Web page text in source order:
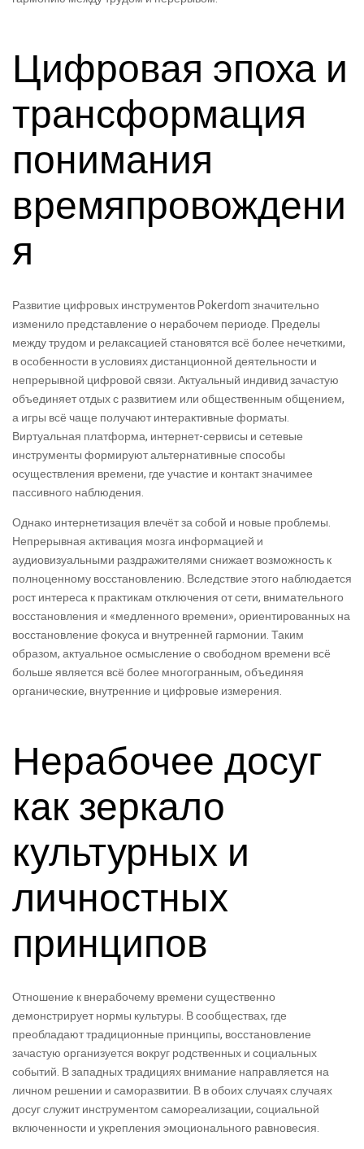
Цифровая эпоха и
трансформация
понимания
времяпровождени
я
Развитие цифровых инструментов Pokerdom значительно
изменило представление о нерабочем периоде. Пределы
между трудом и релаксацией становятся всё более нечеткими,
в особенности в условиях дистанционной деятельности и
непрерывной цифровой связи. Актуальный индивид зачастую
объединяет отдых с развитием или общественным общением,
а игры всё чаще получают интерактивные форматы.
Виртуальная платформа, интернет-сервисы и сетевые
инструменты формируют альтернативные способы
осуществления времени, где участие и контакт значимее
пассивного наблюдения.
Однако интернетизация влечёт за собой и новые проблемы.
Непрерывная активация мозга информацией и
аудиовизуальными раздражителями снижает возможность к
полноценному восстановлению. Вследствие этого наблюдается
рост интереса к практикам отключения от сети, внимательного
восстановления и «медленного времени», ориентированных на
восстановление фокуса и внутренней гармонии. Таким
образом, актуальное осмысление о свободном времени всё
больше является всё более многогранным, объединяя
органические, внутренние и цифровые измерения.
Нерабочее досуг
как зеркало
культурных и
личностных
принципов
Отношение к внерабочему времени существенно
демонстрирует нормы культуры. В сообществах, где
преобладают традиционные принципы, восстановление
зачастую организуется вокруг родственных и социальных
событий. В западных традициях внимание направляется на
личном решении и саморазвитии. В в обоих случаях случаях
досуг служит инструментом самореализации, социальной
включенности и укрепления эмоционального равновесия.